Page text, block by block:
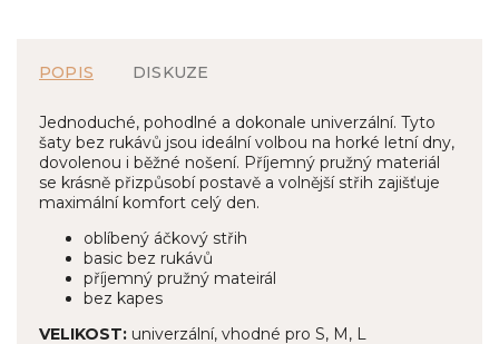
POPIS DISKUZE
Jednoduché, pohodlné a dokonale univerzální. Tyto
šaty bez rukávů jsou ideální volbou na horké letní dny,
dovolenou i běžné nošení. Příjemný pružný materiál
se krásně přizpůsobí postavě a volnější střih zajišťuje
maximální komfort celý den.
oblíbený áčkový střih
basic bez rukávů
příjemný pružný mateirál
bez kapes
VELIKOST: univerzální, vhodné pro S, M, L